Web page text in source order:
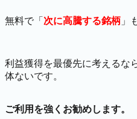
無料で「 次に高騰する銘柄 」
利益獲得を最優先に考えるな
体ないです。
ご利用を強くお勧めします。